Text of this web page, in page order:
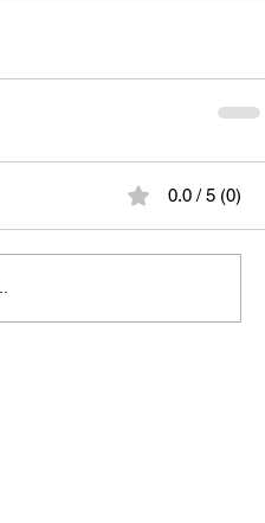
0.0 / 5 (0)